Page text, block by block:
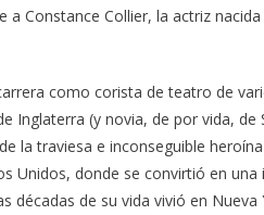
Constance Collier, la actriz
como corista de teatro de
Inglaterra (y novia, de por vida,
la traviesa e inconseguible
Unidos, donde se convirtió en
décadas de su vida vivió en